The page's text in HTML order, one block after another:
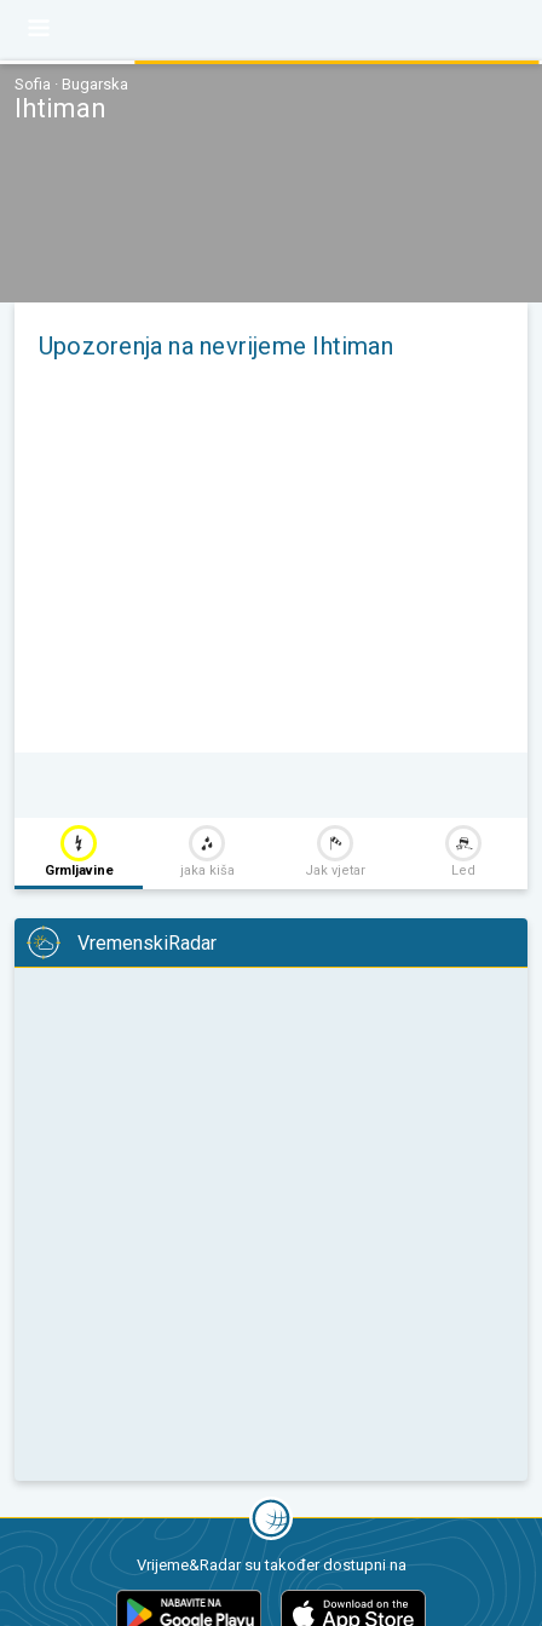
Sofia · Bugarska
Ihtiman
Upozorenja na nevrijeme Ihtiman
Grmljavine jaka kiša Jak vjetar Led
VremenskiRadar
Vrijeme&Radar su također dostupni na